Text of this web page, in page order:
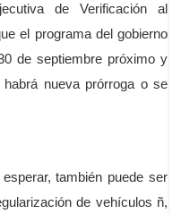
de Verificación al
el programa del gobierno
de septiembre próximo y
nueva prórroga o se
también puede ser
de vehículos ñ,